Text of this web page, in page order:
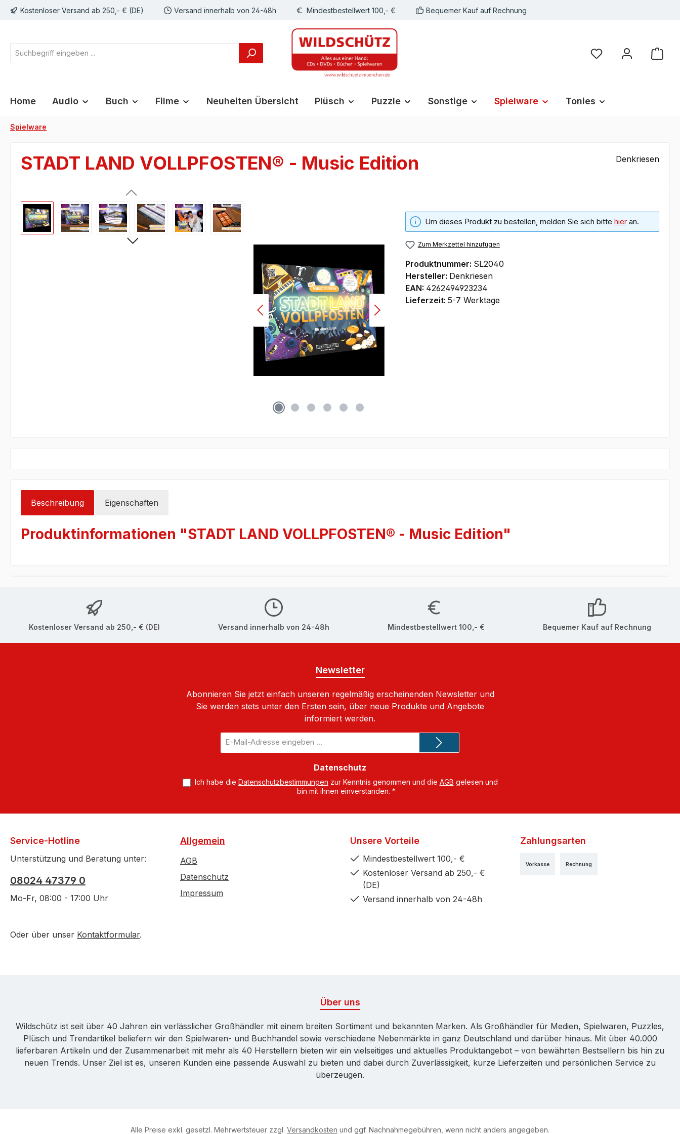
Zur Hauptnavigation springen
Kostenloser Versand ab 250,- € (DE) Versand innerhalb von 24-48h Mindestbestellwert 100,- € Bequemer Kauf auf Rechnung
Du hast 0 Produkte
Home Audio Buch Filme Neuheiten Übersicht Plüsch Puzzle Sonstige Spielware Tonies
Spielware
STADT LAND VOLLPFOSTEN® - Music Edition Denkriesen
Bildergalerie überspringen
Um dieses Produkt zu bestellen, melden Sie sich bitte hieran.
Zum Merkzettel hinzufügen
Produktnummer: SL2040
Hersteller: Denkriesen
EAN: 4262494923234
Lieferzeit: 5-7 Werktage
Beschreibung Eigenschaften
Produktinformationen "STADT LAND VOLLPFOSTEN® - Music Edition"
Kostenloser Versand ab 250,- € (DE) Versand innerhalb von 24-48h Mindestbestellwert 100,- € Bequemer Kauf auf Rechnung
Newsletter
Abonnieren Sie jetzt einfach unseren regelmäßig erscheinenden Newsletter und
Sie werden stets unter den Ersten sein, über neue Produkte und Angebote
informiert werden.
Mail-
Adresse
Datenschutz
Ich habe die Datenschutzbestimmungen zur Kenntnis genommen und die AGB gelesen und
bin mit ihnen einverstanden. *
Service-Hotline
Unterstützung und Beratung unter:
08024 47379 0
Mo-Fr, 08:00 - 17:00 Uhr
Oder über unser Kontaktformular.
Allgemein
AGB
Datenschutz
Impressum
Unsere Vorteile
Mindestbestellwert 100,- €
Kostenloser Versand ab 250,- €
(DE)
Versand innerhalb von 24-48h
Zahlungsarten
Rechnung
Vorkasse
Über uns
Wildschütz ist seit über 40 Jahren ein verlässlicher Großhändler mit einem breiten Sortiment und bekannten Marken. Als Großhändler für Medien, Spielwaren, Puzzles,
Plüsch und Trendartikel beliefern wir den Spielwaren- und Buchhandel sowie verschiedene Nebenmärkte in ganz Deutschland und darüber hinaus. Mit über 40.000
lieferbaren Artikeln und der Zusammenarbeit mit mehr als 40 Herstellern bieten wir ein vielseitiges und aktuelles Produktangebot – von bewährten Bestsellern bis hin zu
neuen Trends. Unser Ziel ist es, unseren Kunden eine passende Auswahl zu bieten und dabei durch Zuverlässigkeit, kurze Lieferzeiten und persönlichen Service zu
überzeugen.
Alle Preise exkl. gesetzl. Mehrwertsteuer zzgl. Versandkosten und ggf. Nachnahmegebühren, wenn nicht anders angegeben.